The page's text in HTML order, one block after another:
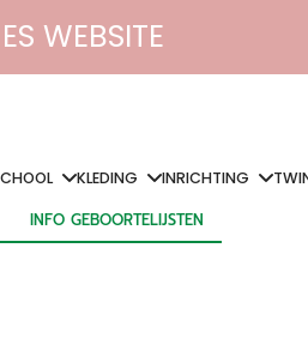
WEBSITE
KLEDING INRICHTING
INFO GEBOORTELIJSTEN
INFO GEBOORTELIJSTEN